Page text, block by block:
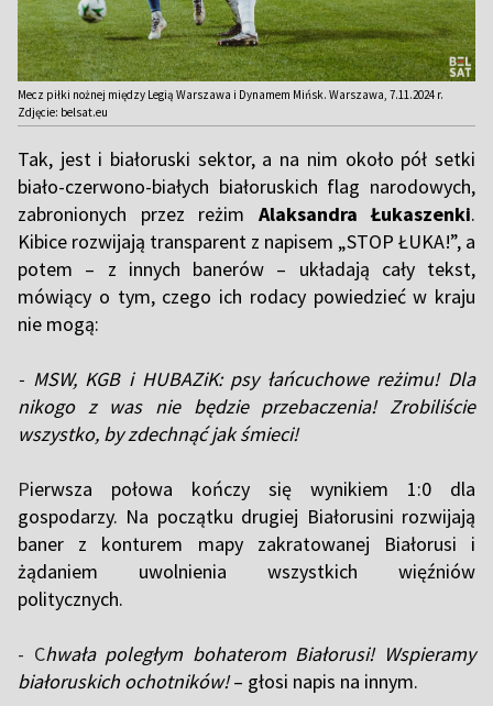
Mecz piłki nożnej między Legią Warszawa i Dynamem Mińsk. Warszawa, 7.11.2024 r.
Zdjęcie: belsat.eu
Tak, jest i białoruski sektor, a na nim około pół setki
biało-czerwono-białych białoruskich flag narodowych,
zabronionych przez reżim Alaksandra Łukaszenki.
Kibice rozwijają transparent z napisem „STOP ŁUKA!”, a
potem – z innych banerów – układają cały tekst,
mówiący o tym, czego ich rodacy powiedzieć w kraju
nie mogą:
- MSW, KGB i HUBAZiK: psy łańcuchowe reżimu! Dla
nikogo z was nie będzie przebaczenia! Zrobiliście
wszystko, by zdechnąć jak śmieci!
Pierwsza połowa kończy się wynikiem 1:0 dla
gospodarzy. Na początku drugiej Białorusini rozwijają
baner z konturem mapy zakratowanej Białorusi i
żądaniem uwolnienia wszystkich więźniów
politycznych.
- Chwała poległym bohaterom Białorusi! Wspieramy
białoruskich ochotników!– głosi napis na innym.